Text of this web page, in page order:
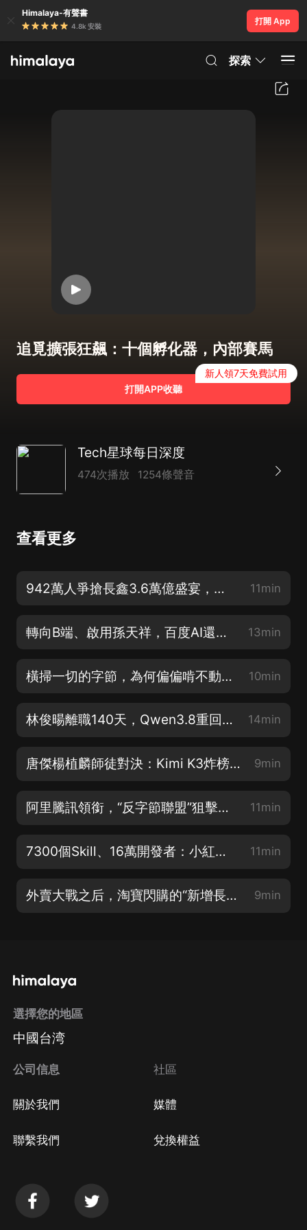
Himalaya-有聲書
4.8k 安裝
打開 App
探索
追覓擴張狂飆：十個孵化器，內部賽馬
打開APP收聽
新人領7天免費試用
Tech星球每日深度
474次播放 1254條聲音
查看更多
942萬人爭搶長鑫3.6萬億盛宴，誰套現離場，誰重倉豪賭？ 11min
轉向B端、啟用孫天祥，百度AI還剩幾張底牌？ 13min
橫掃一切的字節，為何偏偏啃不動付費網文？ 10min
林俊暘離職140天，Qwen3.8重回開源，阿里大模型還能打嗎？ 14min
唐傑楊植麟師徒對決：Kimi K3炸榜，智譜蒸發3000億 9min
阿里騰訊領銜，“反字節聯盟”狙擊Seedance？ 11min
7300個Skill、16萬開發者：小紅書開始種“AI” 11min
外賣大戰之后，淘寶閃購的“新增長極” 9min
選擇您的地區
中國台湾
公司信息
關於我們
聯繫我們
社區
媒體
兌換權益